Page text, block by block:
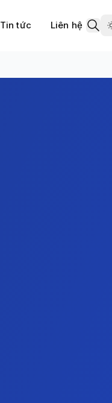
Tin tức Liên hệ